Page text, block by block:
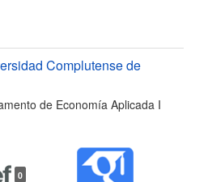
Complutense de
de Economía Aplicada I
0